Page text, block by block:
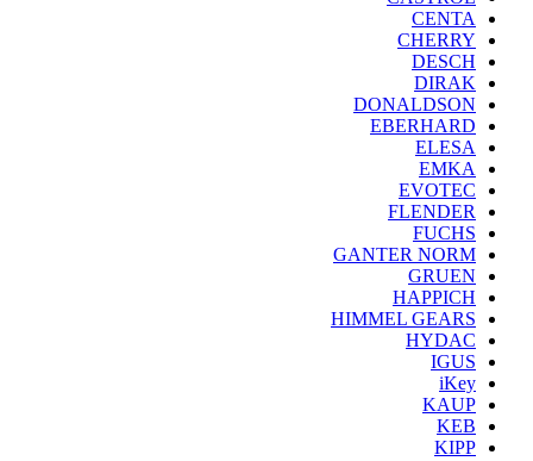
CENTA
CHERRY
DESCH
DIRAK
DONALDSON
EBERHARD
ELESA
EMKA
EVOTEC
FLENDER
FUCHS
GANTER NORM
GRUEN
HAPPICH
HIMMEL GEARS
HYDAC
IGUS
iKey
KAUP
KEB
KIPP